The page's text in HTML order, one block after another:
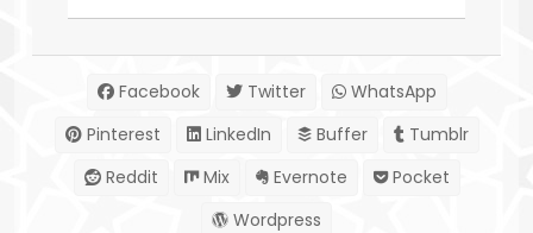
Facebook Twitter
WhatsApp
Pinterest
LinkedIn Buffer
Tumblr
Reddit
Mix Evernote
Pocket
Wordpress